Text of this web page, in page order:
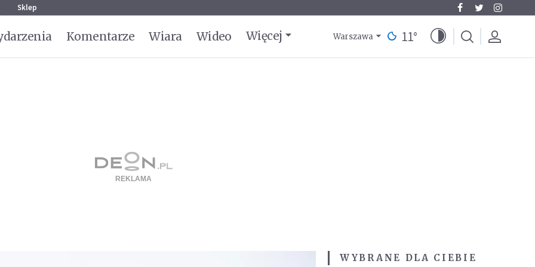
Sklep
Komentarze Wiara Wideo Więcej Warszawa 11°
WYBRANE DLA CIEBIE